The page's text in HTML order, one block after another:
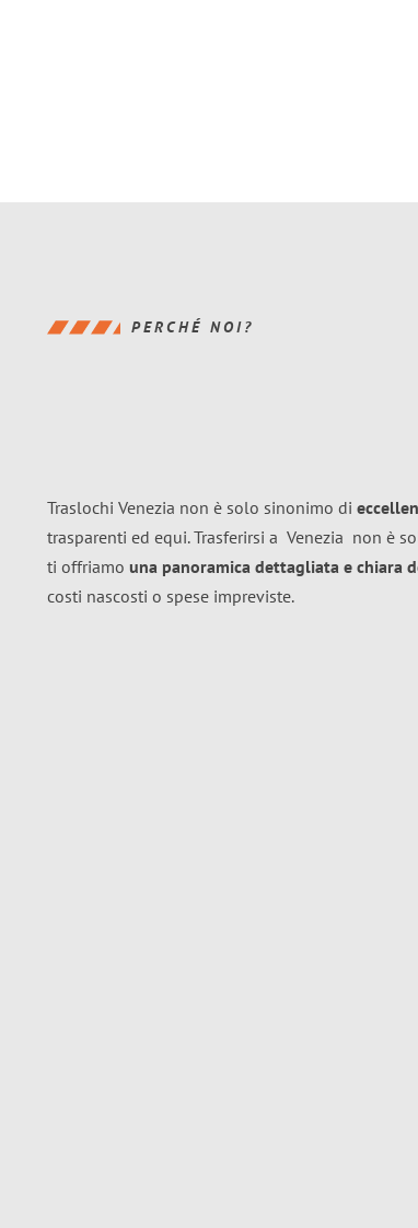
PERCHÉ NOI?
Traslochi Venezia non è solo sinonimo di
trasparenti ed equi. Trasferirsi a Venezia non è
ti offriamo una panoramica dettagliata e chiara
costi nascosti o spese impreviste.